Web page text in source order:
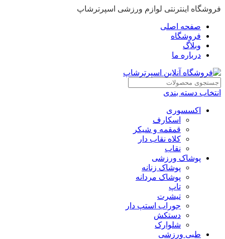
فروشگاه اینترنتی لوازم ورزشی اسپرترشاپ
صفحه اصلی
فروشگاه
وبلاگ
درباره ما
انتخاب دسته بندی
اکسسوری
اسکارف
قمقمه و شیکر
کلاه نقاب دار
نقاب
پوشاک ورزشی
پوشاک زنانه
پوشاک مردانه
تاپ
تیشرت
جوراب استپ دار
دستکش
شلوارک
طبی ورزشی